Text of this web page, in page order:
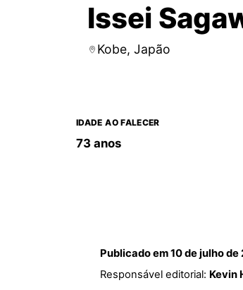
Issei
Kobe, Japão
IDADE AO FALECER
73 anos
Publicado em10 de julho de
Responsável editorial: Kevin